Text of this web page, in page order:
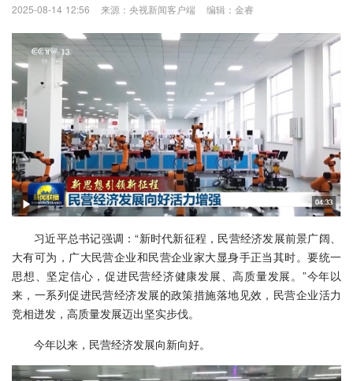
2025-08-14 12:56 来源：央视新闻客户端 编辑：金睿
习近平总书记强调：“新时代新征程，民营经济发展前景广阔、
大有可为，广大民营企业和民营企业家大显身手正当其时。要统一
思想、坚定信心，促进民营经济健康发展、高质量发展。”今年以
来，一系列促进民营经济发展的政策措施落地见效，民营企业活力
竞相迸发，高质量发展迈出坚实步伐。
今年以来，民营经济发展向新向好。